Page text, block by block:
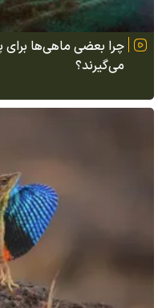
چرا بعضی ماهی‌ها برای
می‌گیرند؟